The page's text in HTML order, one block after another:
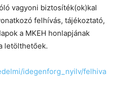
vagyoni biztosíték(ok)kal
felhívás, tájékoztató,
a MKEH honlapjának
letölthetőek.
idegenforg_nyilv/felhiva